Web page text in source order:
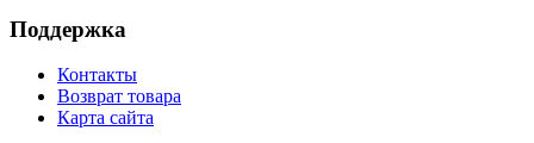
Поддержка
Контакты
Возврат товара
Карта сайта